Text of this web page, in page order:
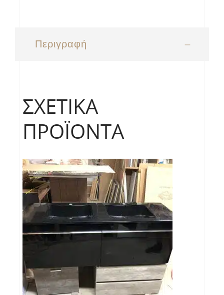
Περιγραφή
ΣΧΕΤΙΚΆ
ΠΡΟΪΌΝΤΑ